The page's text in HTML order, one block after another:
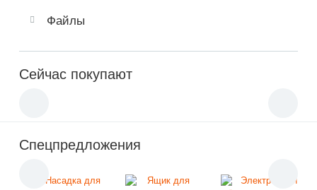
Файлы
Сейчас покупают
Спецпредложения